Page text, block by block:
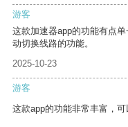
游客
这款加速器app的功能有点
动切换线路的功能。
2025-10-23
游客
这款app的功能非常丰富，可